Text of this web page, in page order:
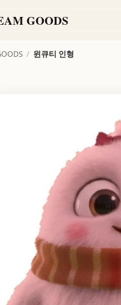
GOODS
/ 윈큐티 인형